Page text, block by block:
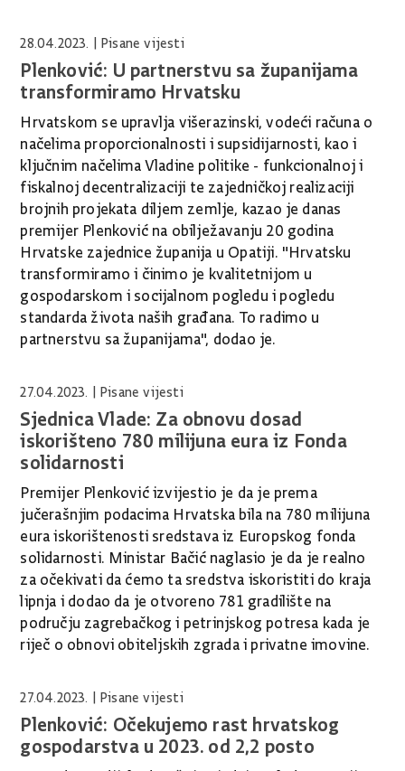
28.04.2023. | Pisane vijesti
Plenković: U partnerstvu sa županijama
transformiramo Hrvatsku
Hrvatskom se upravlja višerazinski, vodeći računa o
načelima proporcionalnosti i supsidijarnosti, kao i
ključnim načelima Vladine politike - funkcionalnoj i
fiskalnoj decentralizaciji te zajedničkoj realizaciji
brojnih projekata diljem zemlje, kazao je danas
premijer Plenković na obilježavanju 20 godina
Hrvatske zajednice županija u Opatiji. "Hrvatsku
transformiramo i činimo je kvalitetnijom u
gospodarskom i socijalnom pogledu i pogledu
standarda života naših građana. To radimo u
partnerstvu sa županijama", dodao je.
27.04.2023. | Pisane vijesti
Sjednica Vlade: Za obnovu dosad
iskorišteno 780 milijuna eura iz Fonda
solidarnosti
Premijer Plenković izvijestio je da je prema
jučerašnjim podacima Hrvatska bila na 780 milijuna
eura iskorištenosti sredstava iz Europskog fonda
solidarnosti. Ministar Bačić naglasio je da je realno
za očekivati da ćemo ta sredstva iskoristiti do kraja
lipnja i dodao da je otvoreno 781 gradilište na
području zagrebačkog i petrinjskog potresa kada je
riječ o obnovi obiteljskih zgrada i privatne imovine.
27.04.2023. | Pisane vijesti
Plenković: Očekujemo rast hrvatskog
gospodarstva u 2023. od 2,2 posto